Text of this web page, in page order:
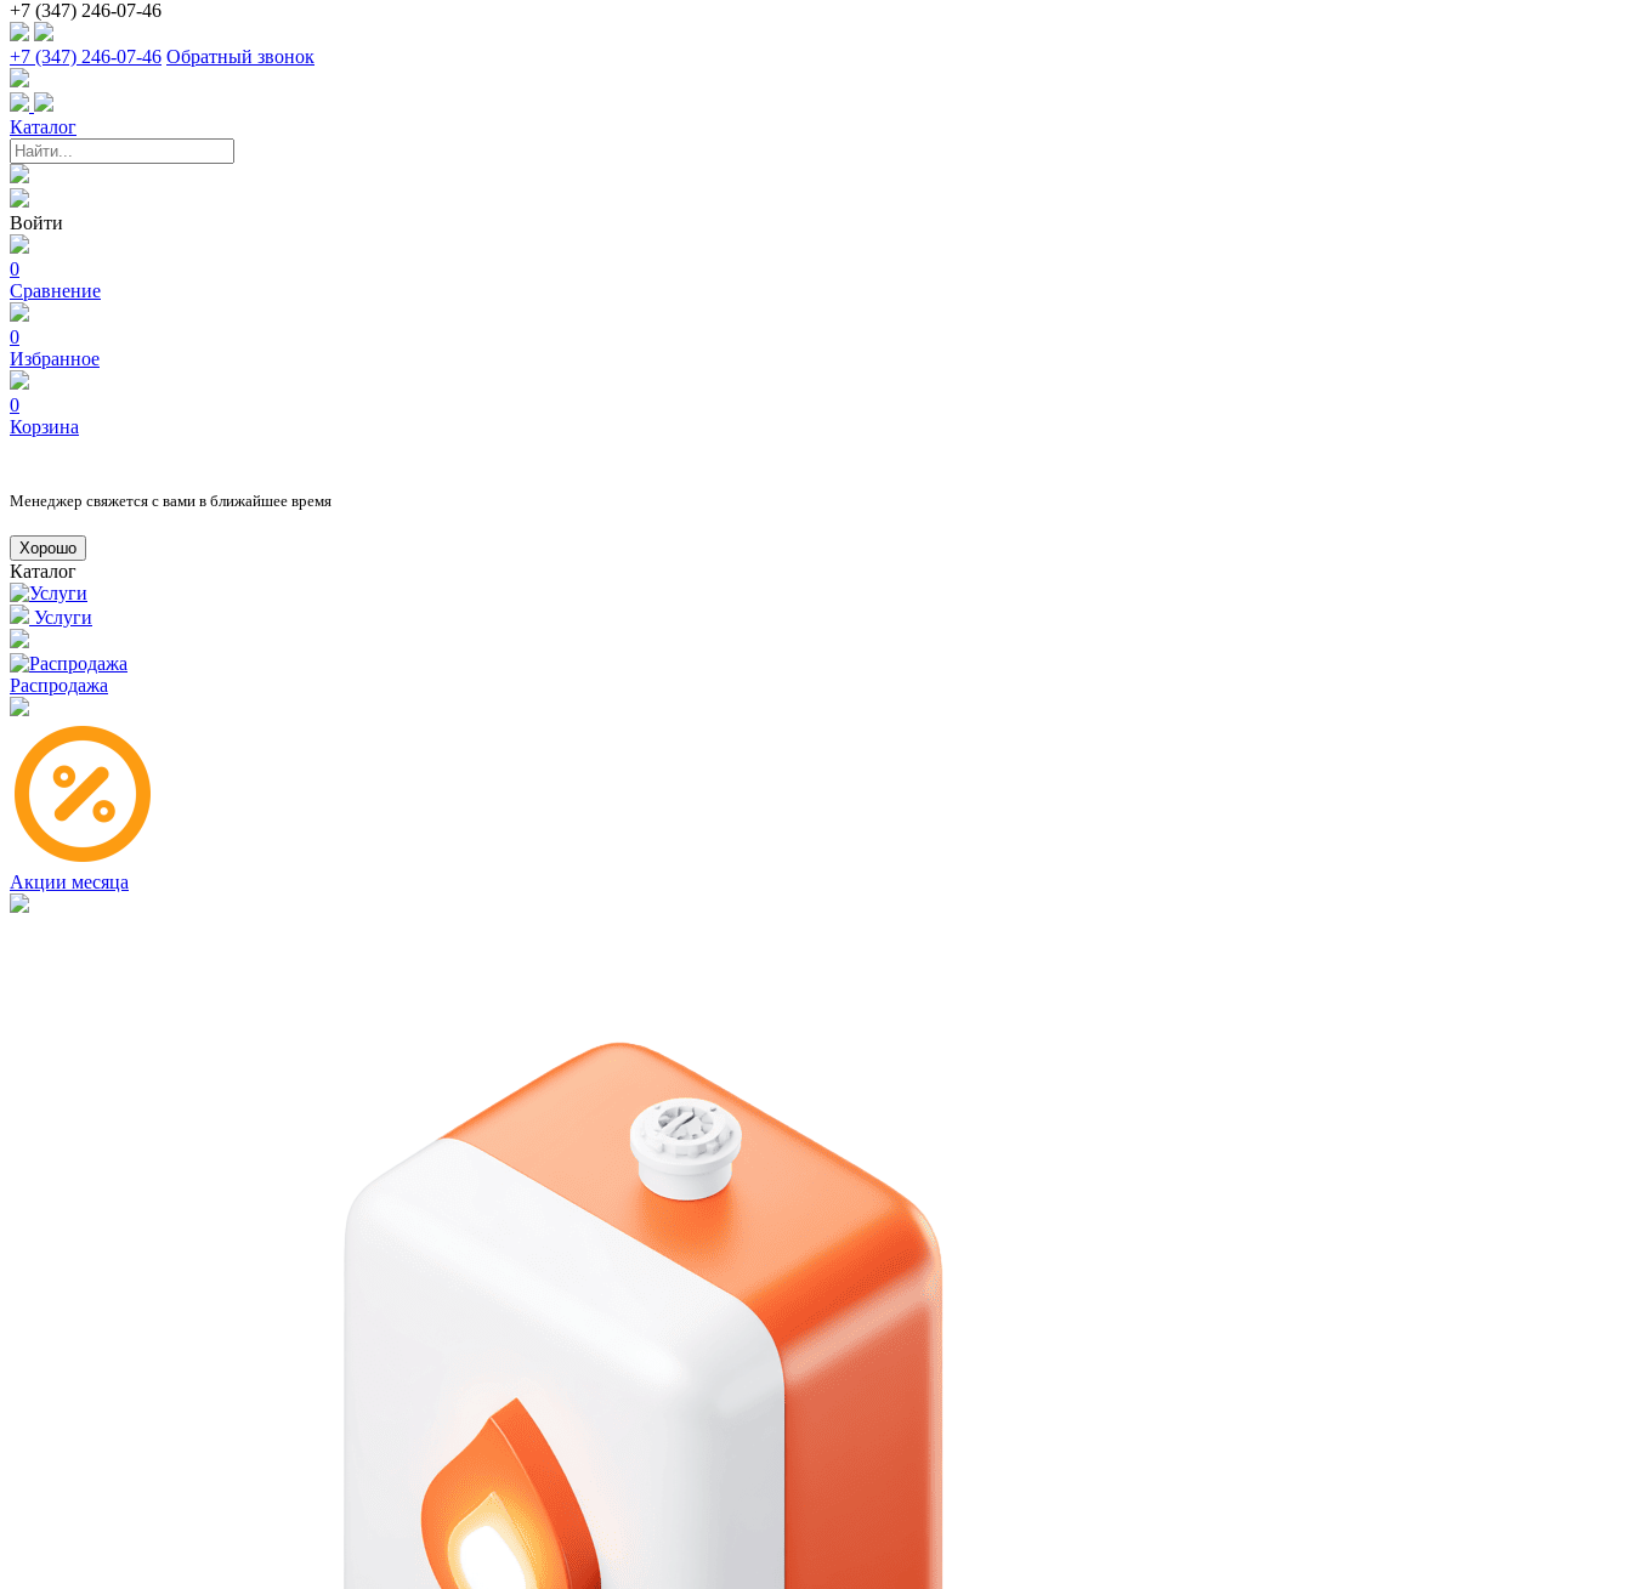
+7 (347) 246-07-46
+7 (347) 246-07-46 Обратный звонок
Каталог
Войти
0
Сравнение
0
Избранное
0
Корзина
Менеджер свяжется с вами в ближайшее время
Хорошо
Каталог
Услуги
Распродажа
Акции месяца